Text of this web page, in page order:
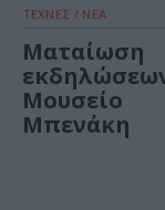
ΤΕΧΝΕΣ / ΝΕΑ
Ματαίωση
Μουσείο
Μπενάκη